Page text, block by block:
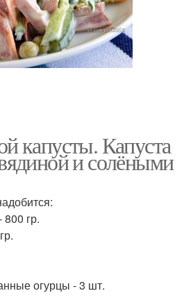
капусты. Капуста
и солёными
800 гр.
огурцы - 3 шт.